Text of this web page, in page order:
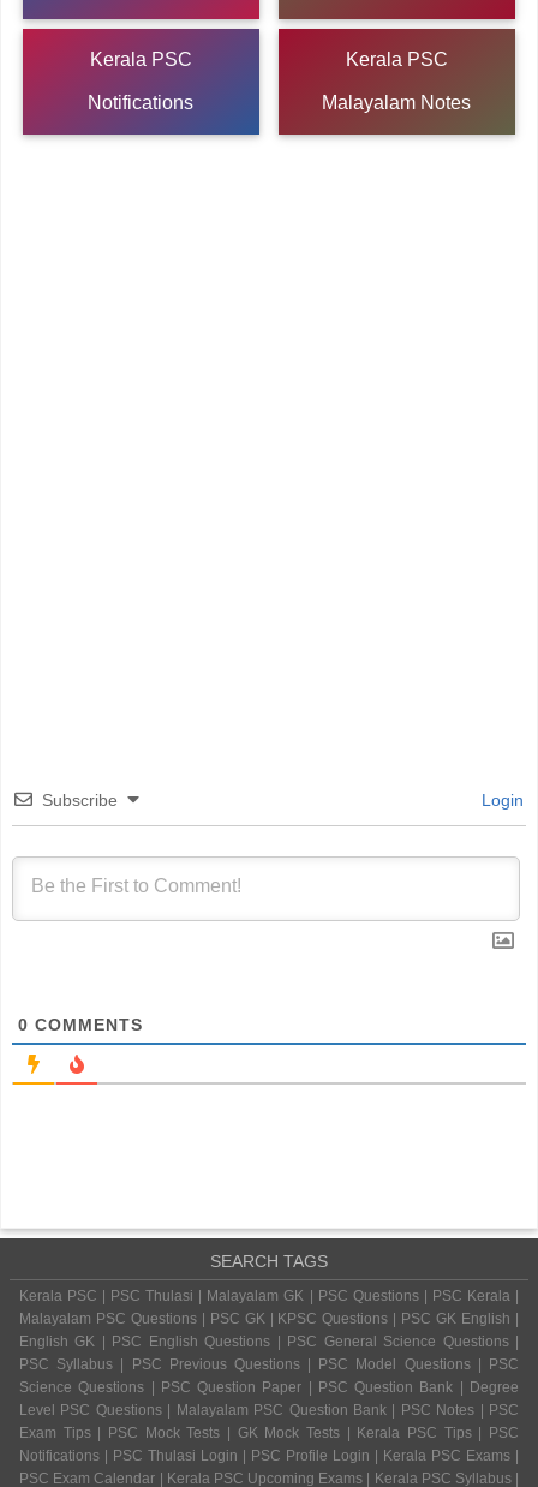
Kerala PSC
Notifications
Kerala PSC
Malayalam Notes
Subscribe Login
0 COMMENTS
SEARCH TAGS
Kerala PSC | PSC Thulasi | Malayalam GK | PSC Questions | PSC Kerala |
Malayalam PSC Questions | PSC GK | KPSC Questions | PSC GK English |
English GK | PSC English Questions | PSC General Science Questions |
PSC Syllabus | PSC Previous Questions | PSC Model Questions | PSC
Science Questions | PSC Question Paper | PSC Question Bank | Degree
Level PSC Questions | Malayalam PSC Question Bank | PSC Notes | PSC
Exam Tips | PSC Mock Tests | GK Mock Tests | Kerala PSC Tips | PSC
Notifications | PSC Thulasi Login | PSC Profile Login | Kerala PSC Exams |
PSC Exam Calendar | Kerala PSC Upcoming Exams | Kerala PSC Syllabus |